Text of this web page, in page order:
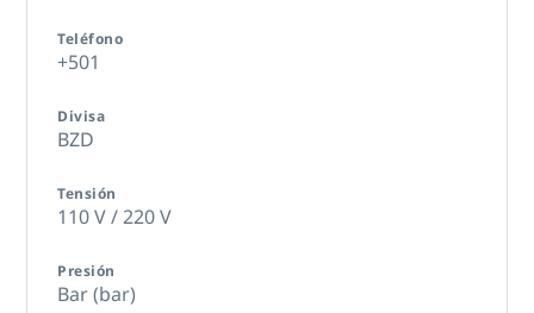
Teléfono
+501
Divisa
BZD
Tensión
110 V / 220 V
Presión
Bar (bar)